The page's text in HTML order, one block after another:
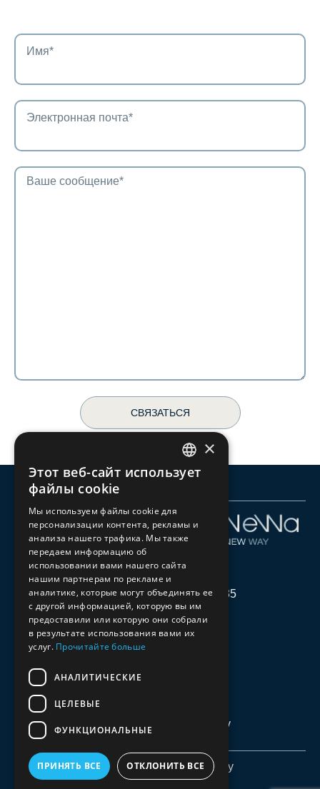
СВЯЗАТЬСЯ
О НАС
СОТРУДНИЧЕСТВО
ПАРТНЕРЫ
СВЯЗАТЬСЯ
Детали
компании
NeWa
Reg.Nr.
LV40203011935
Stirnu
office@newa.lv
© NeWa 2025Privacy Policy
LATVIAN
RUSSIAN
×
Этот веб-сайт использует
файлы cookie
Мы используем файлы cookie для
персонализации контента, рекламы и
анализа нашего трафика. Мы также
передаем информацию об
использовании вами нашего сайта
нашим партнерам по рекламе и
аналитике, которые могут объединять ее
с другой информацией, которую вы им
предоставили или которую они собрали
в результате использования вами их
услуг. Прочитайте больше
АНАЛИТИЧЕСКИЕ
ЦЕЛЕВЫЕ
ФУНКЦИОНАЛЬНЫЕ
ПРИНЯТЬ ВСЕ ОТКЛОНИТЬ ВСЕ